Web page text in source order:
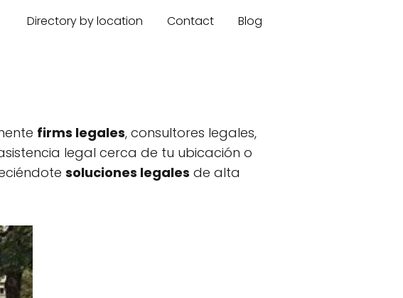
Directory by location Contact Blog
firms legales, consultores legales,
legal cerca de tu ubicación o
soluciones legales de alta